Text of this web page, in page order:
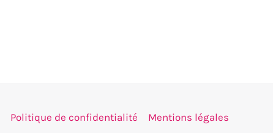
Politique de confidentialité Mentions légales